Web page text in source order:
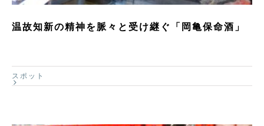
温故知新の精神を脈々と受け継ぐ「岡亀保命酒」
スポット